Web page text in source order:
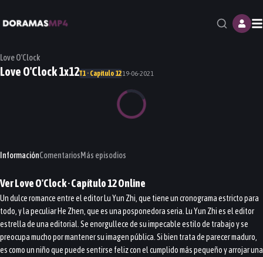
Love O'Clock
Love O'Clock 1x12T1 · Capítulo 1219-06-2021
InformaciónComentariosMás episodios
VerLove O'Clock· Capítulo12Online
Un dulce romance entre el editor Lu Yun Zhi, que tiene un cronograma estricto para
todo, y la peculiar He Zhen, que es una posponedora seria. Lu Yun Zhi es el editor
estrella de una editorial. Se enorgullece de su impecable estilo de trabajo y se
preocupa mucho por mantener su imagen pública. Si bien trata de parecer maduro,
es como un niño que puede sentirse feliz con el cumplido más pequeño y arrojar una